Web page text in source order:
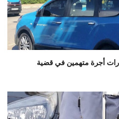
أجرة متهمين في قضية